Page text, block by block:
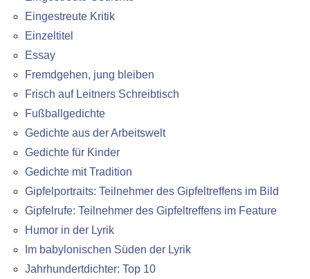
Eingestreute Kritik
Einzeltitel
Essay
Fremdgehen, jung bleiben
Frisch auf Leitners Schreibtisch
Fußballgedichte
Gedichte aus der Arbeitswelt
Gedichte für Kinder
Gedichte mit Tradition
Gipfelportraits: Teilnehmer des Gipfeltreffens im Bild
Gipfelrufe: Teilnehmer des Gipfeltreffens im Feature
Humor in der Lyrik
Im babylonischen Süden der Lyrik
Jahrhundertdichter: Top 10